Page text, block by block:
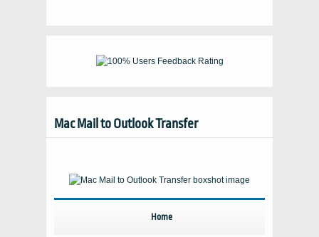
Mac Mail to Outlook Transfer
Home